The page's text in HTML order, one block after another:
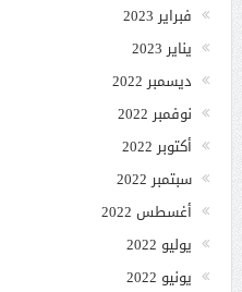
فبراير 2023
يناير 2023
ديسمبر 2022
نوفمبر 2022
أكتوبر 2022
سبتمبر 2022
أغسطس 2022
يوليو 2022
يونيو 2022